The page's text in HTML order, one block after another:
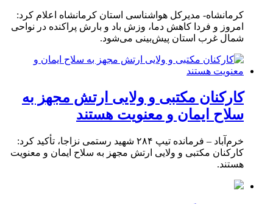
کرمانشاه- مدیرکل هواشناسی استان کرمانشاه اعلام کرد:
امروز و فردا کاهش دما، وزش باد و بارش پراکنده در نواحی
شمال غرب استان پیش‌بینی می‌شود.
کارکنان مکتبی و ولایی ارتش مجهز به
سلاح ایمان و معنویت هستند
خرم‌آباد – فرمانده تیپ ۲۸۴ شهید رستمی نزاجا، تأکید کرد:
کارکنان مکتبی و ولایی ارتش مجهز به سلاح ایمان و معنویت
هستند.